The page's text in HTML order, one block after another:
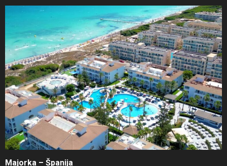
Majorka – Španija